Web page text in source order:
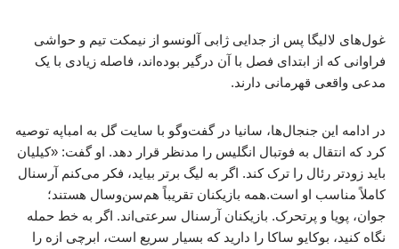
غول‌های لالیگا پس از جدایی ژابی آلونسو از نیمکت تیم و حواشی
فراوانی که از ابتدای فصل با آن درگیر بوده‌اند، فاصله زیادی با یک
مدعی واقعی قهرمانی دارند.
در ادامه این جنجال‌ها، سانیا در گفت‌وگو با سایت گل به امباپه توصیه
کرد که انتقال به فوتبال انگلیس را مدنظر قرار دهد. او گفت: «کیلیان
باید زودتر رئال را ترک کند. اگر به لیگ برتر بیاید، فکر می‌کنم آرسنال
کاملاً مناسب او است.همه بازیکنان تقریباً هم‌سن‌وسال هستند؛
جوان، پویا و پرتحرک. بازیکنان آرسنال سرعتی‌اند. اگر به خط حمله
نگاه کنید، بوکایو ساکا را دارید که بسیار سریع است، ابرچی ازه را